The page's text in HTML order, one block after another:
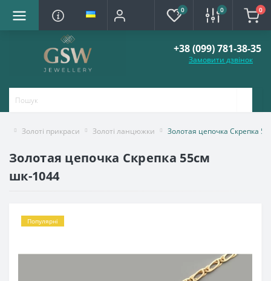
0 0 0
+38 (099) 781-38-35
Замовити дзвінок
Золоті прикраси Золоті ланцюжки Золотая цепочка Скрепка
Золотая цепочка Скрепка 55см
шк-1044
Популярні